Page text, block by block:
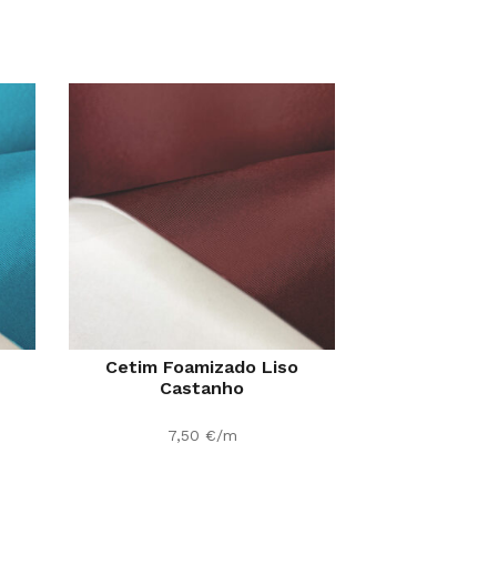
Cetim Foamizado Liso
Castanho
7,50 €/m